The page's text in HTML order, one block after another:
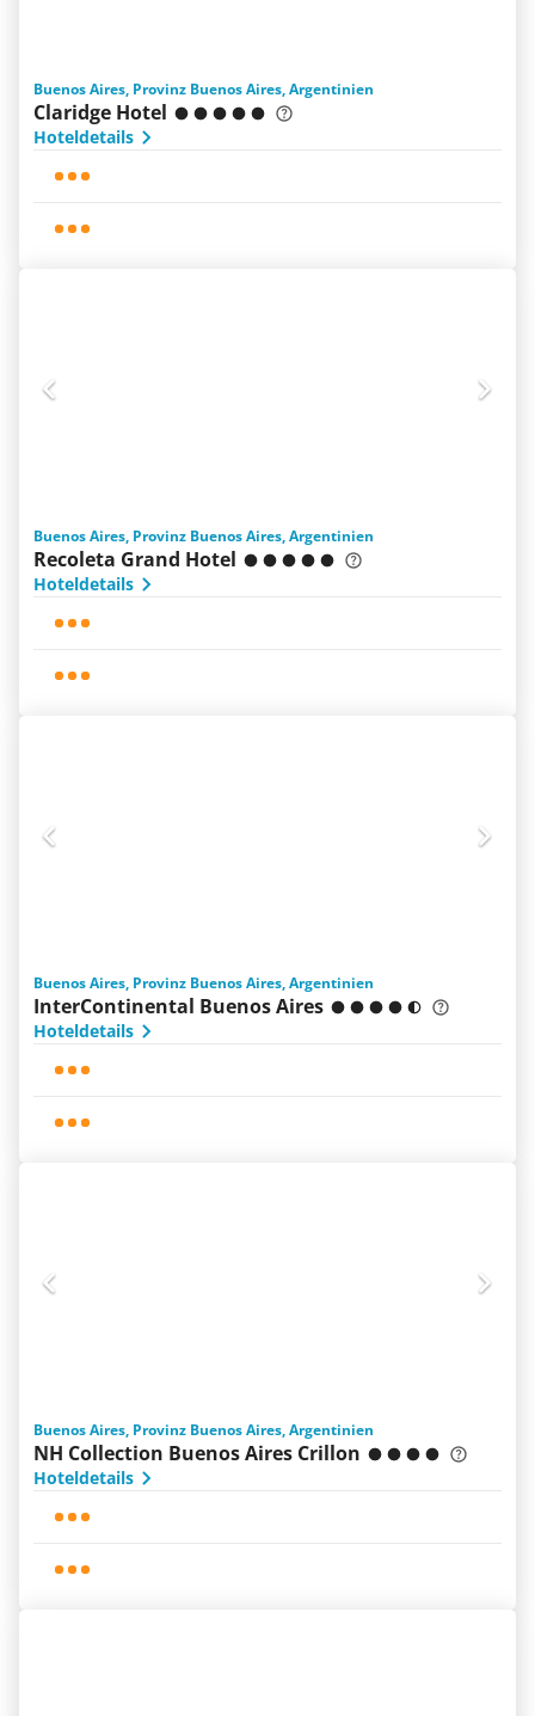
Buenos Aires, Provinz Buenos Aires, Argentinien
Claridge Hotel
Hoteldetails
Buenos Aires, Provinz Buenos Aires, Argentinien
Recoleta Grand Hotel
Hoteldetails
Buenos Aires, Provinz Buenos Aires, Argentinien
InterContinental Buenos Aires
Hoteldetails
Buenos Aires, Provinz Buenos Aires, Argentinien
NH Collection Buenos Aires Crillon
Hoteldetails